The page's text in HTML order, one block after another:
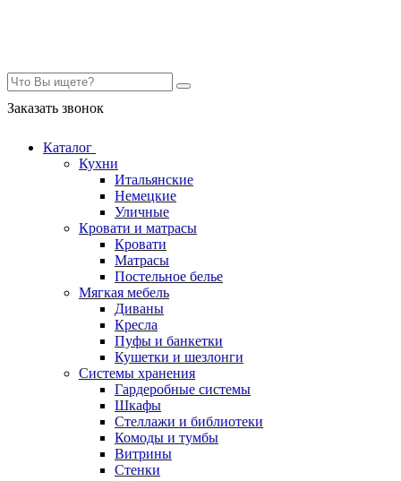
Заказать звонок
Каталог
Кухни
Итальянские
Немецкие
Уличные
Кровати и матрасы
Кровати
Матрасы
Постельное белье
Мягкая мебель
Диваны
Кресла
Пуфы и банкетки
Кушетки и шезлонги
Системы хранения
Гардеробные системы
Шкафы
Стеллажи и библиотеки
Комоды и тумбы
Витрины
Стенки